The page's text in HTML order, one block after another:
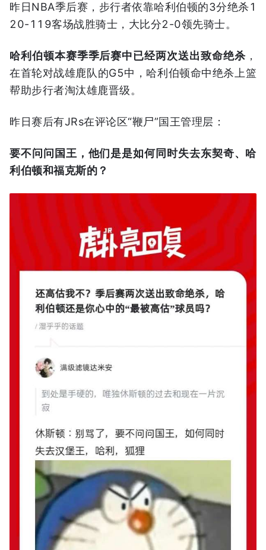
昨日NBA季后赛，步行者依靠哈利伯顿的3分绝杀1
20-119客场战胜骑士，大比分2-0领先骑士。
哈利伯顿本赛季季后赛中已经两次送出致命绝杀 ，
在首轮对战雄鹿队的G5中，哈利伯顿命中绝杀上篮
帮助步行者淘汰雄鹿晋级。
昨日赛后有JRs在评论区“鞭尸”国王管理层：
要不问问国王，他们是是如何同时失去东契奇、哈
利伯顿和福克斯的？